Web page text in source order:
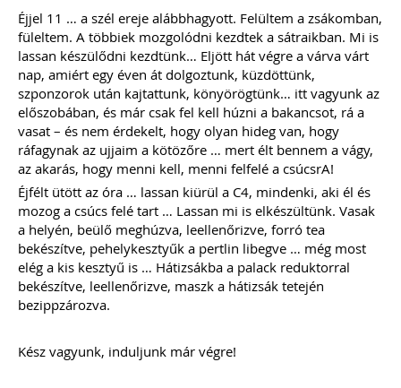
Éjjel 11 … a szél ereje alábbhagyott. Felültem a zsákomban,
füleltem. A többiek mozgolódni kezdtek a sátraikban. Mi is
lassan készülődni kezdtünk… Eljött hát végre a várva várt
nap, amiért egy éven át dolgoztunk, küzdöttünk,
szponzorok után kajtattunk, könyörögtünk… itt vagyunk az
előszobában, és már csak fel kell húzni a bakancsot, rá a
vasat – és nem érdekelt, hogy olyan hideg van, hogy
ráfagynak az ujjaim a kötözőre … mert élt bennem a vágy,
az akarás, hogy menni kell, menni felfelé a csúcsrA!
Éjfélt ütött az óra … lassan kiürül a C4, mindenki, aki él és
mozog a csúcs felé tart … Lassan mi is elkészültünk. Vasak
a helyén, beülő meghúzva, leellenőrizve, forró tea
bekészítve, pehelykesztyűk a pertlin libegve … még most
elég a kis kesztyű is … Hátizsákba a palack reduktorral
bekészítve, leellenőrizve, maszk a hátizsák tetején
bezippzározva.
Kész vagyunk, induljunk már végre!